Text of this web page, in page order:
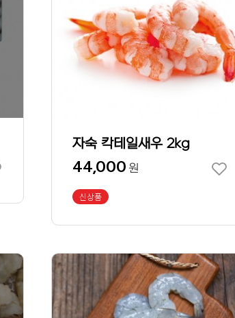
자숙 칵테일새우 2kg
44,000 원
신상품